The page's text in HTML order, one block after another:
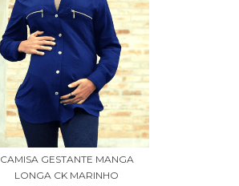
CAMISA GESTANTE MANGA
LONGA CK MARINHO